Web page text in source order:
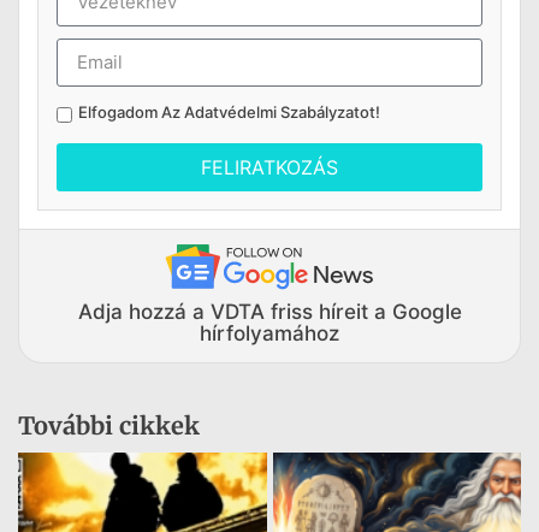
Elfogadom AzAdatvédelmi Szabályzatot!
FELIRATKOZÁS
Adja hozzá a VDTA friss híreit a Google
hírfolyamához
További cikkek